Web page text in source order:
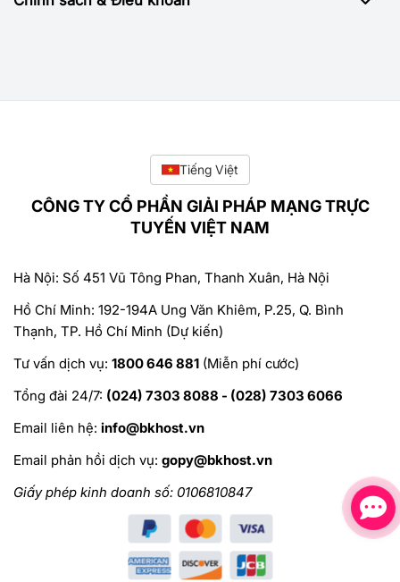
Tiếng Việt
CÔNG TY CỔ PHẦN GIẢI PHÁP MẠNG TRỰC
TUYẾN VIỆT NAM
Hà Nội: Số 451 Vũ Tông Phan, Thanh Xuân, Hà Nội
Hồ Chí Minh: 192-194A Ung Văn Khiêm, P.25, Q. Bình
Thạnh, TP. Hồ Chí Minh (Dự kiến)
Tư vấn dịch vụ: 1800 646 881 (Miễn phí cước)
Tổng đài 24/7: (024) 7303 8088 - (028) 7303 6066
Email liên hệ: info@bkhost.vn
Email phản hồi dịch vụ: gopy@bkhost.vn
Giấy phép kinh doanh số: 0106810847